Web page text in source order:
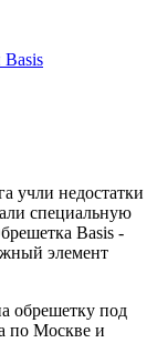
учли недостатки
специальную
Basis -
элемент
обрешетку под
по Москве и